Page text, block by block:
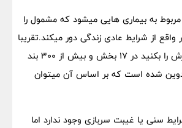
به بیماری هایی میشود که مشمول را
از شرایط عادی زندگی دور میکند.تقریبا
هر بیماری ای که فکرش را بکنید در ۱۷ بخش و بیش از ۳۰۰ بند
شده است که بر اساس آن میتوان
سنی یا غیبت سربازی وجود ندارد اما